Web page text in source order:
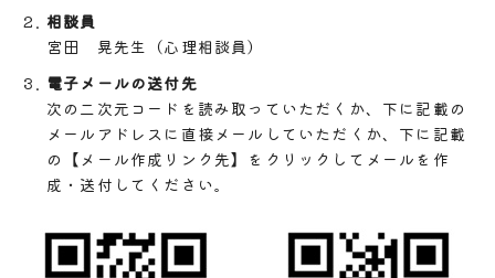
相談員
宮田 晃先生（心理相談員）
電子メールの送付先
次の二次元コードを読み取っていただくか、下に記載の
メールアドレスに直接メールしていただくか、下に記載
の【メール作成リンク先】をクリックしてメールを作
成・送付してください。